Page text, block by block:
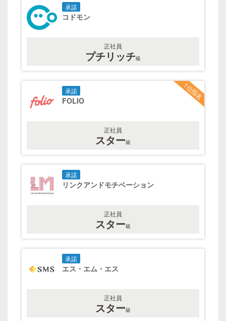
承諾
コドモン
正社員
プチリッチ級
1位指名
承諾
FOLIO
正社員
スター級
承諾
リンクアンドモチベーション
正社員
スター級
承諾
エス・エム・エス
正社員
スター級